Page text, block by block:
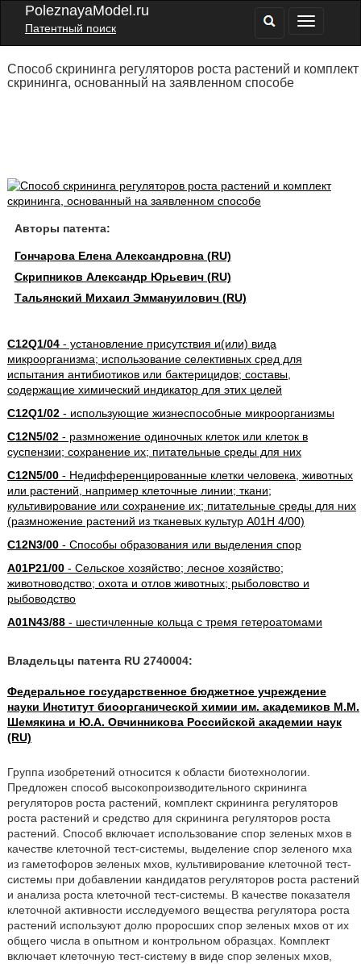
PoleznayaModel.ru
Патентный поиск
Способ скрининга регуляторов роста растений и комплект
скрининга, основанный на заявленном способе
Авторы патента:
Гончарова Елена Александровна (RU)
Скрипников Александр Юрьевич (RU)
Тальянский Михаил Эммануилович (RU)
C12Q1/04- установление присутствия и(или) вида
микроорганизма; использование селективных сред для
испытания антибиотиков или бактерицидов; составы,
содержащие химический индикатор для этих целей
C12Q1/02- использующие жизнеспособные микроорганизмы
C12N5/02- размножение одиночных клеток или клеток в
суспензии; сохранение их; питательные среды для них
C12N5/00- Недифференцированные клетки человека, животных
или растений, например клеточные линии; ткани;
культивирование или сохранение их; питательные среды для них
(размножение растений из тканевых культур A01H 4/00)
C12N3/00- Способы образования или выделения спор
A01P21/00- Сельское хозяйство; лесное хозяйство;
животноводство; охота и отлов животных; рыболовство и
рыбоводство
A01N43/88- шестичленные кольца с тремя гетероатомами
Владельцы патента RU 2740004:
Федеральное государственное бюджетное учреждение
науки Институт биоорганической химии им. академиков М.М.
Шемякина и Ю.А. Овчинникова Российской академии наук
(RU)
Группа изобретений относится к области биотехнологии.
Предложен способ высокопроизводительного скрининга
регуляторов роста растений, комплект скрининга регуляторов
роста растений и средство для скрининга регуляторов роста
растений. Способ включает использование спор зеленых мхов в
качестве клеточной тест-системы, выделение спор зеленого мха
из гаметофоров зеленых мхов, культивирование клеточной тест-
системы при добавлении кандидатов регуляторов роста растений
и анализа роста клеточной тест-системы. В качестве показателя
клеточной активности исследуемого вещества регулятора роста
растений используют долю проросших спор зеленых мхов от их
общего числа в опытном и контрольном образцах. Комплект
включает клеточную тест-систему в виде спор зеленых мхов,